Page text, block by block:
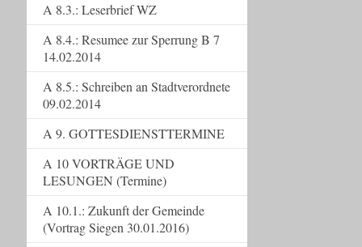
A 8.3.: Leserbrief WZ
A 8.4.: Resumee zur Sperrung B 7
14.02.2014
A 8.5.: Schreiben an Stadtverordnete
09.02.2014
A 9. GOTTESDIENSTTERMINE
A 10 VORTRÄGE UND
LESUNGEN (Termine)
A 10.1.: Zukunft der Gemeinde
(Vortrag Siegen 30.01.2016)